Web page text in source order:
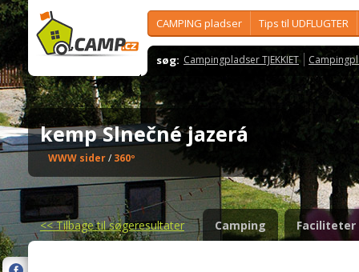
CAMPING pladser Tips til UDFLUGTER
søg: Campingpladser TJEKKIET
kemp Slnečné jazerá
WWW sider/360º
<<Tilbage til søgeresultater Camping Faciliteter